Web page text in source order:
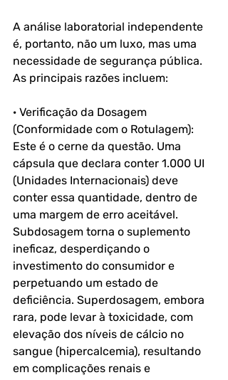
A análise laboratorial independente
é, portanto, não um luxo, mas uma
necessidade de segurança pública.
As principais razões incluem:
· Verificação da Dosagem
(Conformidade com o Rotulagem):
Este é o cerne da questão. Uma
cápsula que declara conter 1.000 UI
(Unidades Internacionais) deve
conter essa quantidade, dentro de
uma margem de erro aceitável.
Subdosagem torna o suplemento
ineficaz, desperdiçando o
investimento do consumidor e
perpetuando um estado de
deficiência. Superdosagem, embora
rara, pode levar à toxicidade, com
elevação dos níveis de cálcio no
sangue (hipercalcemia), resultando
em complicações renais e